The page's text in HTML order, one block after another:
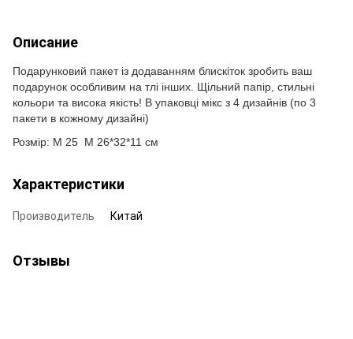
Описание
Подарунковий пакет із додаванням блискіток зробить ваш
подарунок особливим на тлі інших. Щільний папір, стильні
кольори та висока якість! В упаковці мікс з 4 дизайнів (по 3
пакети в кожному дизайні)
Розмір: M 25 M 26*32*11 см
Характеристики
Производитель Китай
Отзывы